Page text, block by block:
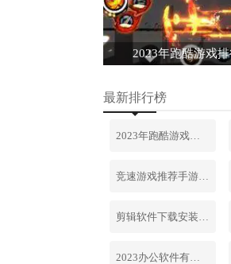
2023年跑酷游戏
最新排行榜
2023年跑酷游戏排行榜前十名合集
竞速游戏推荐手游排行榜最新2023
剪辑软件下载安装免费手机版
2023办公软件有哪些合集软件